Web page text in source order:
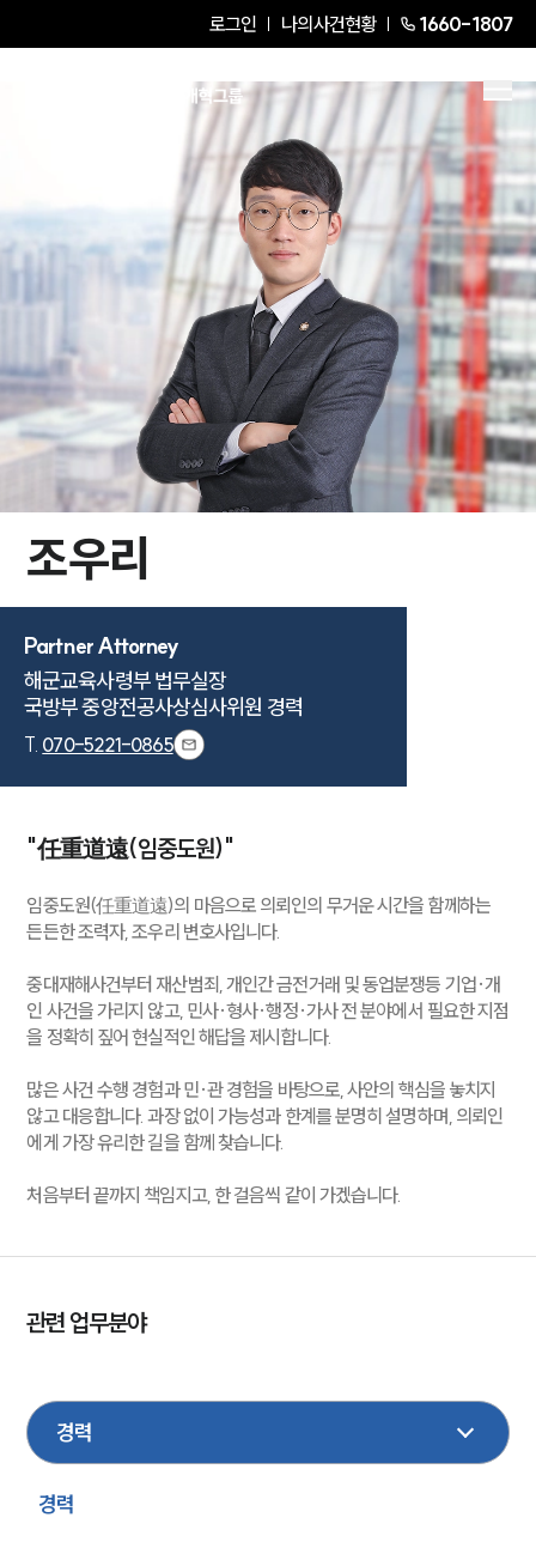
로그인 나의사건현황 1660-1807
조우리
Partner Attorney
해군교육사령부 법무실장
국방부 중앙전공사상심사위원 경력
T. 070-5221-0865
"任重道遠(임중도원)"
임중도원(任重道遠)의 마음으로 의뢰인의 무거운 시간을 함께하는
든든한 조력자, 조우리 변호사입니다.
중대재해사건부터 재산범죄, 개인간 금전거래 및 동업분쟁등 기업·개
인 사건을 가리지 않고, 민사·형사·행정·가사 전 분야에서 필요한 지점
을 정확히 짚어 현실적인 해답을 제시합니다.
많은 사건 수행 경험과 민·관 경험을 바탕으로, 사안의 핵심을 놓치지
않고 대응합니다. 과장 없이 가능성과 한계를 분명히 설명하며, 의뢰인
에게 가장 유리한 길을 함께 찾습니다.
처음부터 끝까지 책임지고, 한 걸음씩 같이 가겠습니다.
관련 업무분야
기업법무
경력